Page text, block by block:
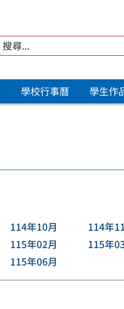
學校行事曆 學生作
114年10月
114年
115年02月
115年
115年06月